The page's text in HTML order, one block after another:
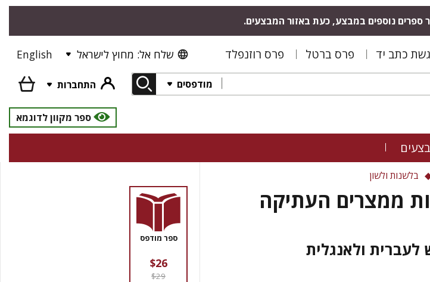
ספרים נוספים במבצע, כעת באזור המבצעים.
כתב יד פרס ברטל פרס רוזנפלד שלח אל: מחוץ לישראל English
מודפסים
התחברות
ספר מקוון לדוגמא
בלשנות ולשון
ממצרים העתיקה
לעברית ולאנגלית
ספר מודפס
$26
$29